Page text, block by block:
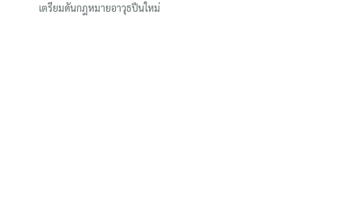
เตรียมดันกฎหมายอาวุธปืนใหม่